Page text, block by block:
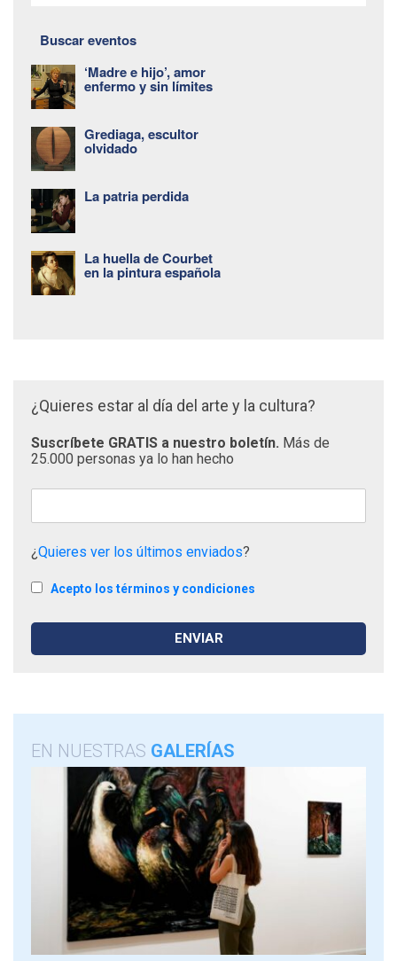
Buscar eventos
‘Madre e hijo’, amor
enfermo y sin límites
Grediaga, escultor
olvidado
La patria perdida
La huella de Courbet
en la pintura española
¿Quieres estar al día del arte y la cultura?
Suscríbete GRATIS a nuestro boletín. Más de
25.000 personas ya lo han hecho
¿Quieres ver los últimos enviados?
Acepto los términos y condiciones
EN NUESTRAS GALERÍAS